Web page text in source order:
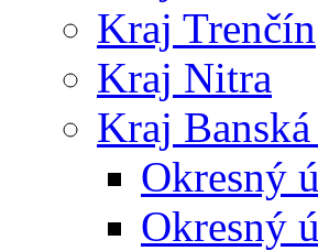
Kraj Trenčín
Kraj Nitra
Kraj
Okresný
Okresný